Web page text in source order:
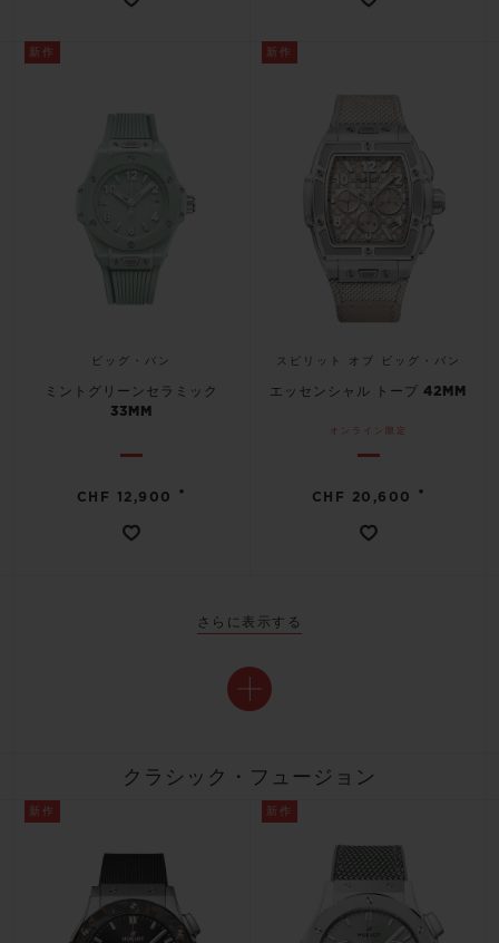
新作
ビッグ・バン
ミントグリーンセラミック
33MM
CHF 12,900 •
新作
スピリット オブ ビッグ・バン
エッセンシャル トープ 42MM
オンライン限定
CHF 20,600 •
さらに表示する
クラシック・フュージョン
新作 新作